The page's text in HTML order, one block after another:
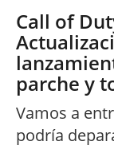
Call of
parche y
Vamos a
podría